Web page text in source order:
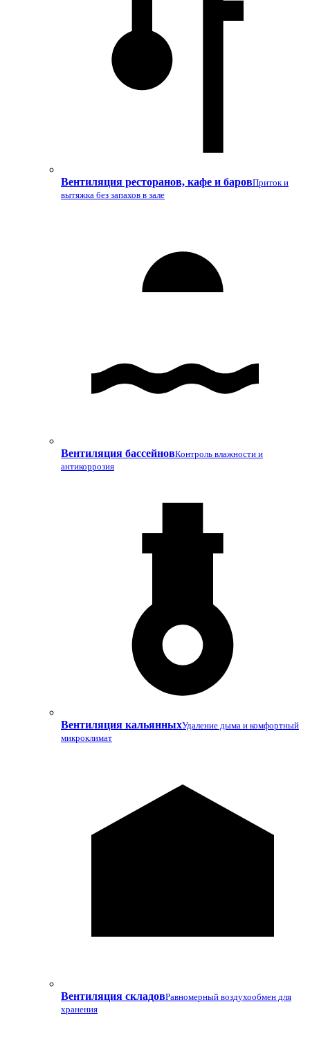
Вентиляция ресторанов, кафе и баровПриток и
вытяжка без запахов в зале
Вентиляция бассейновКонтроль влажности и
антикоррозия
Вентиляция кальянныхУдаление дыма и комфортный
микроклимат
Вентиляция складовРавномерный воздухообмен для
хранения